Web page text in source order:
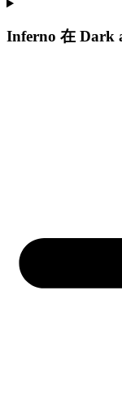
Inferno 在 Dark